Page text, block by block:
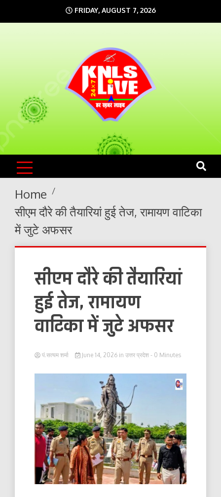
to
FRIDAY, AUGUST 7, 2026
KNLS LIVE
India`s No.1 News Portal
Home
सीएम दौरे की तैयारियां हुई तेज, रामायण वाटिका
में जुटे अफसर
सीएम दौरे की तैयारियां
हुई तेज, रामायण
वाटिका में जुटे अफसर
पं.सत्यम शर्मा June 14, 2026 in उत्तर प्रदेश - 0 Minutes